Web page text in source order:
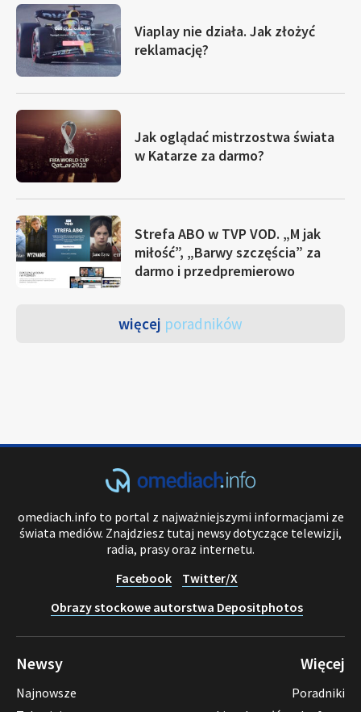
Viaplay nie działa. Jak złożyć
reklamację?
Jak oglądać mistrzostwa świata
w Katarze za darmo?
Strefa ABO w TVP VOD. „M jak
miłość”, „Barwy szczęścia” za
darmo i przedpremierowo
więcej poradników
omediach.info to portal z najważniejszymi informacjami ze
świata mediów. Znajdziesz tutaj newsy dotyczące telewizji,
radia, prasy oraz internetu.
Facebook
Twitter/X
Obrazy stockowe autorstwa Depositphotos
Newsy
Najnowsze
Więcej
Poradniki